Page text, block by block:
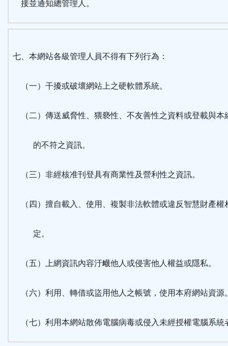
接並通知總管理人。
七、本網站各級管理人員不得有下列行為：
（一）干擾或破壞網站上之硬軟體系統。
（二）傳送威脅性、猥褻性、不友善性之資料或登載與本
的不符之資訊。
（三）非經核准刊登具有商業性及營利性之資訊。
（四）擅自載入、使用、複製非法軟體或違反智慧財產權
定。
（五）上網資訊內容汙衊他人或侵害他人權益或隱私。
（六）利用、轉借或盜用他人之帳號，使用本府網站資源
（七）利用本網站散佈電腦病毒或侵入未經授權電腦系統